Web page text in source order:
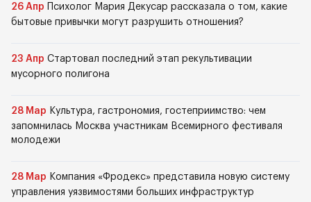
26 Апр
Психолог Мария Декусар рассказала о том, какие
бытовые привычки могут разрушить отношения?
23 Апр Стартовал последний этап рекультивации
мусорного полигона
28 Мар Культура, гастрономия, гостеприимство: чем
запомнилась Москва участникам Всемирного фестиваля
молодежи
28 Мар Компания «Фродекс» представила новую систему
управления уязвимостями больших инфраструктур